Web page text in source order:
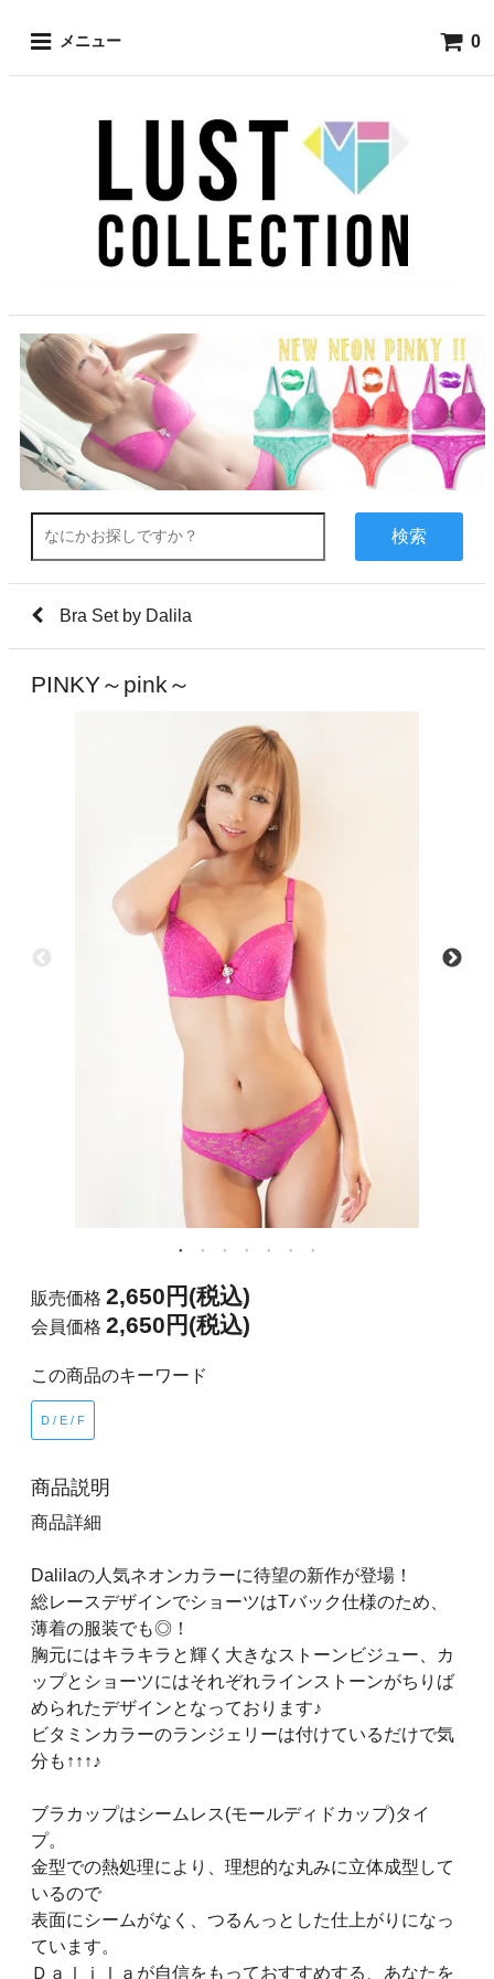
メニュー 0
検索
Bra Set by Dalila
PINKY～pink～
販売価格 2,650円(税込)
会員価格 2,650円(税込)
この商品のキーワード
D / E / F
商品説明
商品詳細
Dalilaの人気ネオンカラーに待望の新作が登場！
総レースデザインでショーツはTバック仕様のため、
薄着の服装でも◎！
胸元にはキラキラと輝く大きなストーンビジュー、カ
ップとショーツにはそれぞれラインストーンがちりば
められたデザインとなっております♪
ビタミンカラーのランジェリーは付けているだけで気
分も↑↑↑♪
ブラカップはシームレス(モールディドカップ)タイ
プ。
金型での熱処理により、理想的な丸みに立体成型して
いるので
表面にシームがなく、つるんっとした仕上がりになっ
ています。
Ｄａｌｉｌａが自信をもっておすすめする、あなたを